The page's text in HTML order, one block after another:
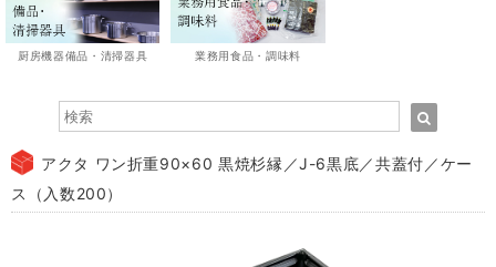
厨房機器備品・清掃器具 業務用食品・調味料
アクタ ワン折重90×60 黒焼杉縁／J-6黒底／共蓋付／ケー
ス（入数200）